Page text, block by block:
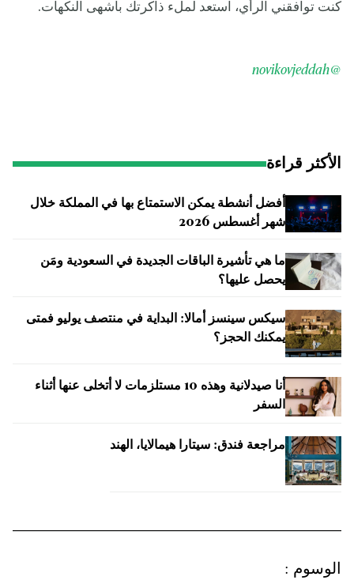
كنت توافقني الرأي، استعد لملء ذاكرتك بأشهى النكهات.
@novikovjeddah
الأكثر قراءة
أفضل أنشطة يمكن الاستمتاع بها في المملكة خلال
شهر أغسطس 2026
ما هي تأشيرة الباقات الجديدة في السعودية ومَن
يحصل عليها؟
سيكس سينسز أمالا: البداية في منتصف يوليو فمتى
يمكنك الحجز؟
أنا صيدلانية وهذه 10 مستلزمات لا أتخلى عنها أثناء
السفر
مراجعة فندق: سيتارا هيمالايا، الهند
الوسوم :